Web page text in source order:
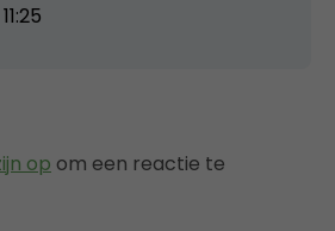
op om een reactie te